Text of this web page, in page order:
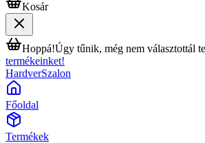
Kosár
Hoppá!Úgy tűnik, még nem választottál
termékeinket!
HardverSzalon
Főoldal
Termékek